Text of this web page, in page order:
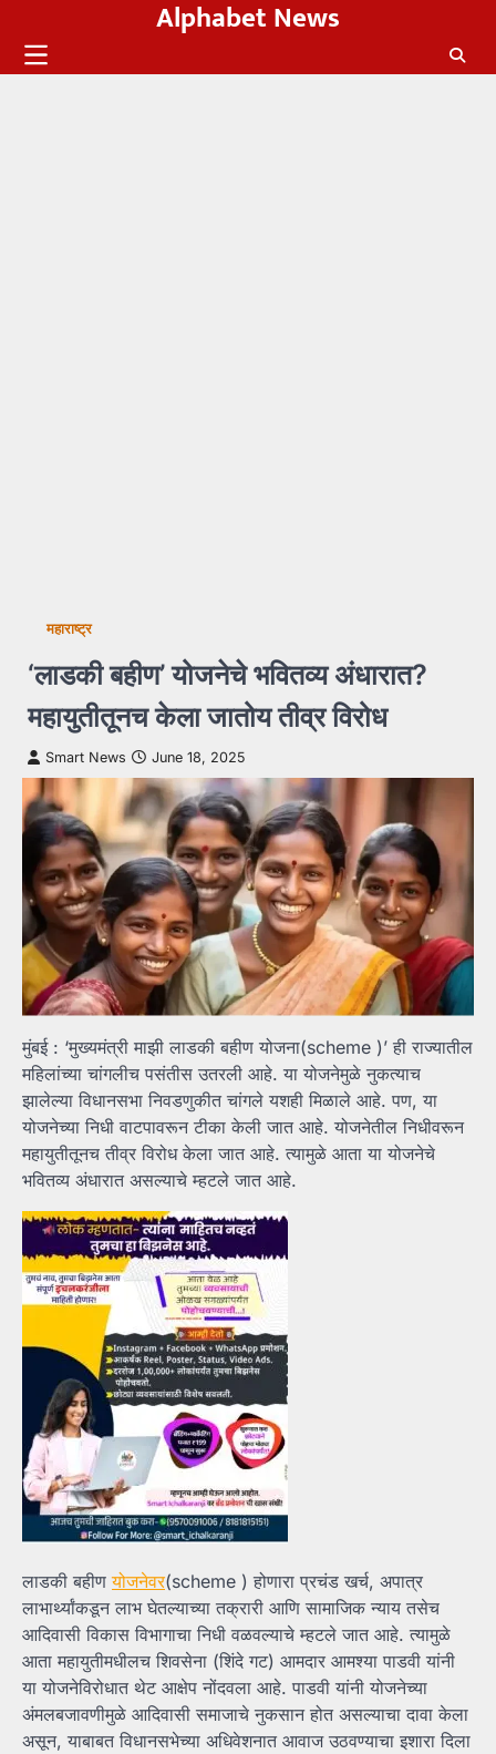
content
Alphabet News
महाराष्ट्र
‘लाडकी बहीण’ योजनेचे भवितव्य अंधारात?
महायुतीतूनच केला जातोय तीव्र विरोध
Smart News June 18, 2025
मुंबई : ‘मुख्यमंत्री माझी लाडकी बहीण योजना(scheme )’ ही राज्यातील
महिलांच्या चांगलीच पसंतीस उतरली आहे. या योजनेमुळे नुकत्याच
झालेल्या विधानसभा निवडणुकीत चांगले यशही मिळाले आहे. पण, या
योजनेच्या निधी वाटपावरून टीका केली जात आहे. योजनेतील निधीवरून
महायुतीतूनच तीव्र विरोध केला जात आहे. त्यामुळे आता या योजनेचे
भवितव्य अंधारात असल्याचे म्हटले जात आहे.
लाडकी बहीणयोजनेवर(scheme ) होणारा प्रचंड खर्च, अपात्र
लाभार्थ्यांकडून लाभ घेतल्याच्या तक्रारी आणि सामाजिक न्याय तसेच
आदिवासी विकास विभागाचा निधी वळवल्याचे म्हटले जात आहे. त्यामुळे
आता महायुतीमधीलच शिवसेना (शिंदे गट) आमदार आमश्या पाडवी यांनी
या योजनेविरोधात थेट आक्षेप नोंदवला आहे. पाडवी यांनी योजनेच्या
अंमलबजावणीमुळे आदिवासी समाजाचे नुकसान होत असल्याचा दावा केला
असून, याबाबत विधानसभेच्या अधिवेशनात आवाज उठवण्याचा इशारा दिला